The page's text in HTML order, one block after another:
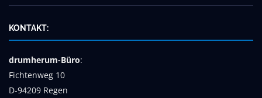
KONTAKT:
drumherum-Büro:
Fichtenweg 10
D-94209 Regen